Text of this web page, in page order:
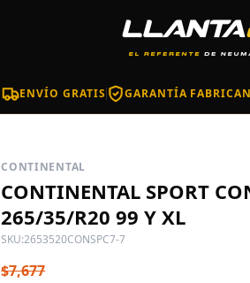
ENVÍO GRATIS GARANTÍA
CONTINENTAL
CONTINENTAL SPORT
265/35/R20 99 Y XL
SKU:2653520CONSPC7-7
$7,677